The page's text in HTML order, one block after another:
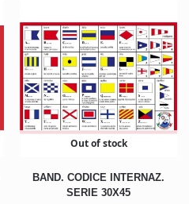
Out of stock
BAND. CODICE INTERNAZ.
SERIE 30X45